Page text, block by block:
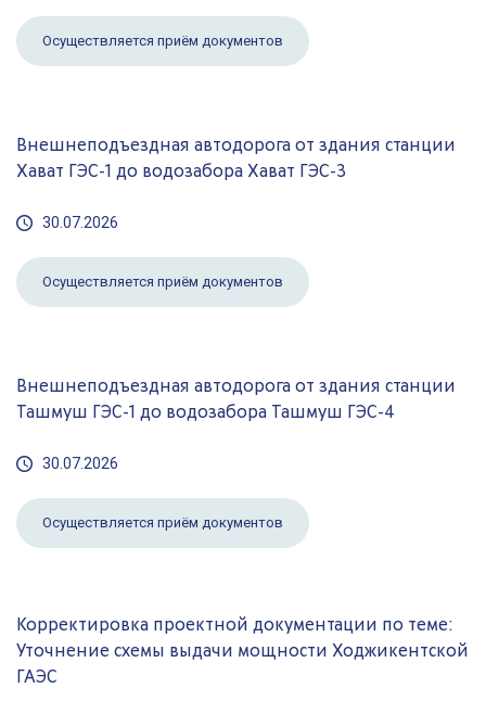
Осуществляется приём документов
Внешнеподъездная автодорога от здания станции
Хават ГЭС-1 до водозабора Хават ГЭС-3
30.07.2026
Осуществляется приём документов
Внешнеподъездная автодорога от здания станции
Ташмуш ГЭС-1 до водозабора Ташмуш ГЭС-4
30.07.2026
Осуществляется приём документов
Корректировка проектной документации по теме:
Уточнение схемы выдачи мощности Ходжикентской
ГАЭС